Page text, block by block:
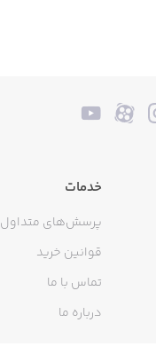
خدمات
پرسش‌های متداول
قوانین خرید
تماس با ما
درباره ما